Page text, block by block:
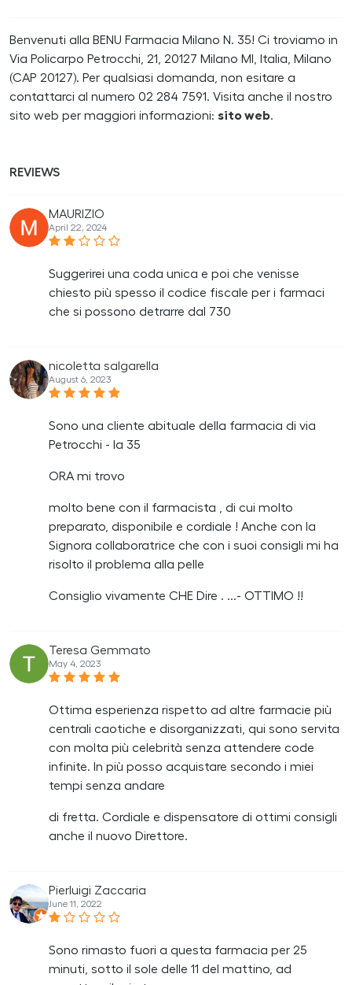
Benvenuti alla BENU Farmacia Milano N. 35! Ci troviamo in
Via Policarpo Petrocchi, 21, 20127 Milano MI, Italia, Milano
(CAP 20127). Per qualsiasi domanda, non esitare a
contattarci al numero 02 284 7591. Visita anche il nostro
sito web per maggiori informazioni: sito web.
REVIEWS
MAURIZIO
April 22, 2024
Suggerirei una coda unica e poi che venisse
chiesto più spesso il codice fiscale per i farmaci
che si possono detrarre dal 730
nicoletta salgarella
August 6, 2023
Sono una cliente abituale della farmacia di via
Petrocchi - la 35
ORA mi trovo
molto bene con il farmacista , di cui molto
preparato, disponibile e cordiale ! Anche con la
Signora collaboratrice che con i suoi consigli mi ha
risolto il problema alla pelle
Consiglio vivamente CHE Dire . ...- OTTIMO !!
Teresa Gemmato
May 4, 2023
Ottima esperienza rispetto ad altre farmacie più
centrali caotiche e disorganizzati, qui sono servita
con molta più celebrità senza attendere code
infinite. In più posso acquistare secondo i miei
tempi senza andare
di fretta. Cordiale e dispensatore di ottimi consigli
anche il nuovo Direttore.
Pierluigi Zaccaria
June 11, 2022
Sono rimasto fuori a questa farmacia per 25
minuti, sotto il sole delle 11 del mattino, ad